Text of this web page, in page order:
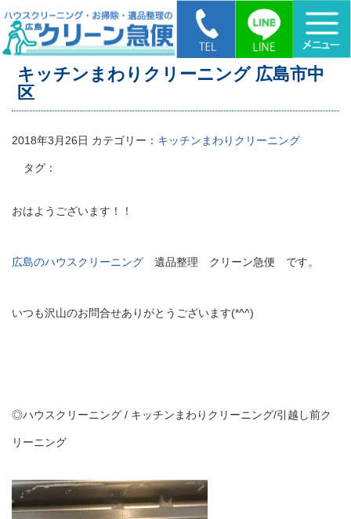
HOME > キッチンまわりクリーニング 広島市中区
キッチンまわりクリーニング 広島市中
区
2018年3月26日 カテゴリー： キッチンまわりクリーニング
タグ：
おはようございます！！
広島のハウスクリーニング 遺品整理 クリーン急便 です。
いつも沢山のお問合せありがとうございます(*^^)
◎ハウスクリーニング / キッチンまわりクリーニング/引越し前ク
リーニング